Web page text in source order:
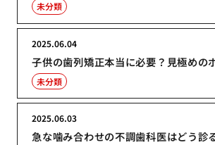
未分類
子供の歯列矯正本当に必要？見極めの
2025.06.04
未分類
急な噛み合わせの不調歯科医はどう診
2025.06.03